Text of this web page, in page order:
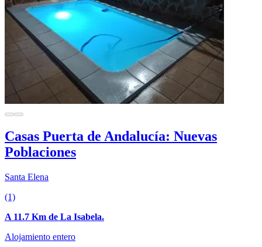
Casas Puerta de Andalucía: Nuevas
Poblaciones
Santa Elena
(1)
A 11.7 Km de La Isabela.
Alojamiento entero